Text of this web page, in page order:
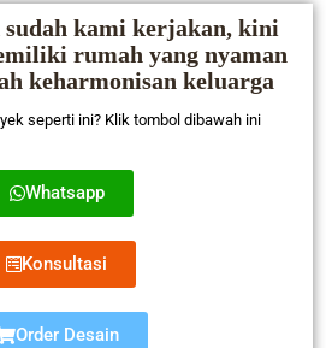
sudah kami kerjakan, kini
rumah yang nyaman
keharmonisan keluarga
seperti ini? Klik tombol dibawah ini
Whatsapp
Konsultasi
Order Desain